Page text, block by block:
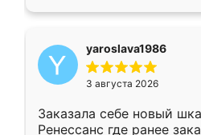
yaroslava1986
3 августа 2026
Заказала себе новый
Ренессанс где ранее